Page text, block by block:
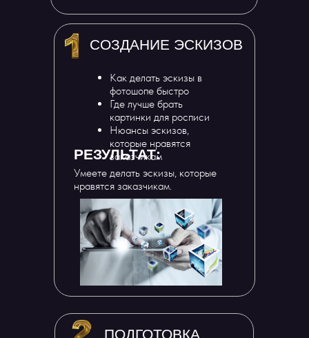
ПОДГОТОВКА
Как делать эскизы в
фотошопе быстро
Где лучше брать
картинки для росписи
Нюансы эскизов,
которые нравятся
заказчикам
СОЗДАНИЕ ЭСКИЗОВ
РЕЗУЛЬТАТ:
Умеете делать эскизы, которые
нравятся заказчикам.